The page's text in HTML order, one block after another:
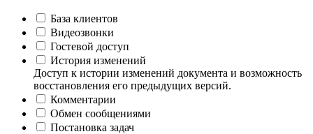
База клиентов
Видеозвонки
Гостевой доступ
История изменений
Доступ к истории изменений документа и возможность
восстановления его предыдущих версий.
Комментарии
Обмен сообщениями
Постановка задач